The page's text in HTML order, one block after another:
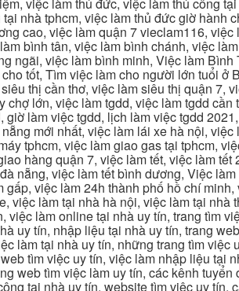
việc làm thủ đức, việc làm thủ công
nhà tphcm, việc làm thủ đức giờ hành
cao, việc làm quận 7 vieclam116,
bình tân, việc làm bình chánh, việc
ngãi, việc làm bình minh, Việc làm
tốt, Tìm việc làm cho người lớn tuổi
thị cần thơ, việc làm siêu thị quận 7,
lớn, việc làm tgdd, việc làm tgdd
làm việc tgdd, lịch làm việc tgdd
mới nhất, việc làm lái xe hà nội,
tphcm, việc làm giao gas tại tphcm,
hàng quận 7, việc làm tết, việc làm
nẵng, việc làm tết bình dương, Việc
việc làm 24h thành phố hồ chí
làm tại nhà hà nội, việc làm tại
làm online tại nhà uy tín, trang tìm
uy tín, nhập liệu tại nhà uy tín, trang
làm tại nhà uy tín, những trang tìm
tìm việc uy tín, việc làm nhập liệu
web tìm việc làm uy tín, các kênh
tại nhà uy tín, website tìm việc uy